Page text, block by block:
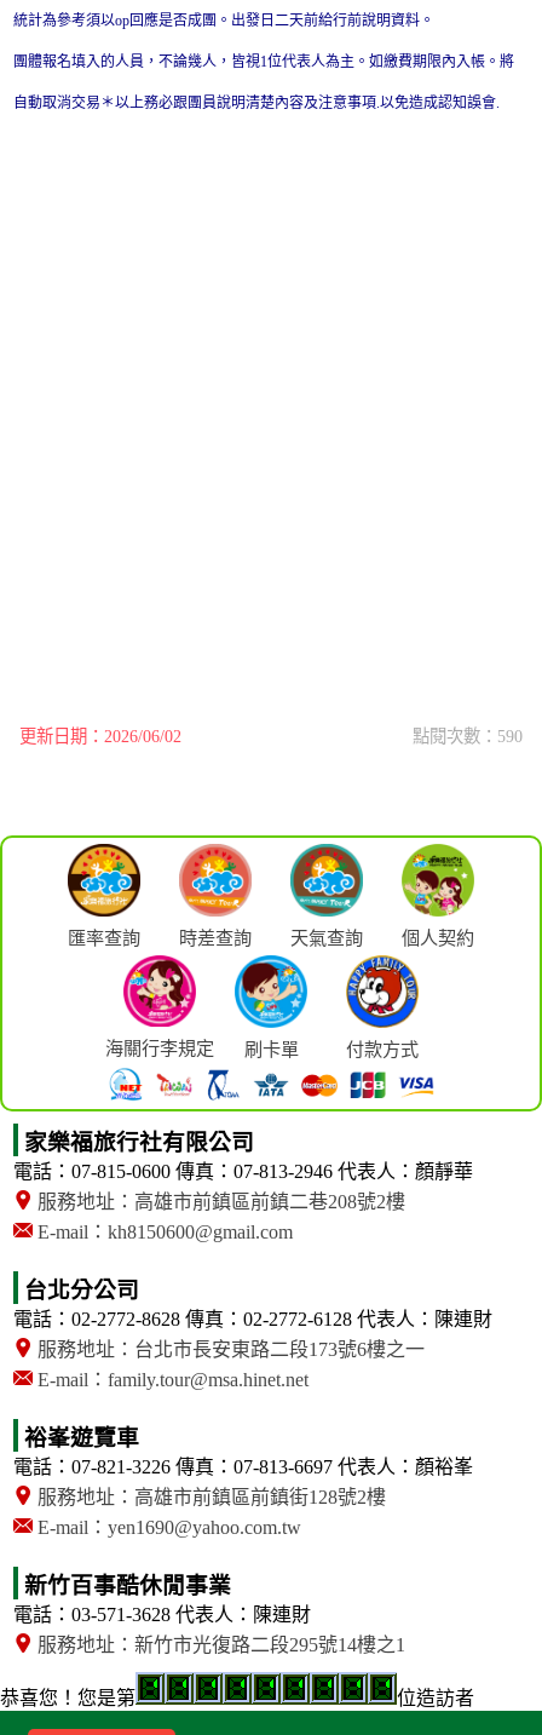
統計為參考須以op回應是否成團。出發日二天前給行前說明資料。
團體報名填入的人員，不論幾人，皆視1位代表人為主。如繳費期限內入帳。將
自動取消交易＊以上務必跟團員說明清楚內容及注意事項.以免造成認知誤會.
更新日期：2026/06/02 點閱次數：590
匯率查詢 時差查詢 天氣查詢 個人契約
海關行李規定 刷卡單 付款方式
家樂福旅行社有限公司
電話：07-815-0600 傳真：07-813-2946 代表人：顏靜華
服務地址：高雄市前鎮區前鎮二巷208號2樓
E-mail：kh8150600@gmail.com
台北分公司
電話：02-2772-8628 傳真：02-2772-6128 代表人：陳連財
服務地址：台北市長安東路二段173號6樓之一
E-mail：family.tour@msa.hinet.net
裕峯遊覽車
電話：07-821-3226 傳真：07-813-6697 代表人：顏裕峯
服務地址：高雄市前鎮區前鎮街128號2樓
E-mail：yen1690@yahoo.com.tw
新竹百事酷休閒事業
電話：03-571-3628 代表人：陳連財
服務地址：新竹市光復路二段295號14樓之1
恭喜您！ 您是第 位造訪者